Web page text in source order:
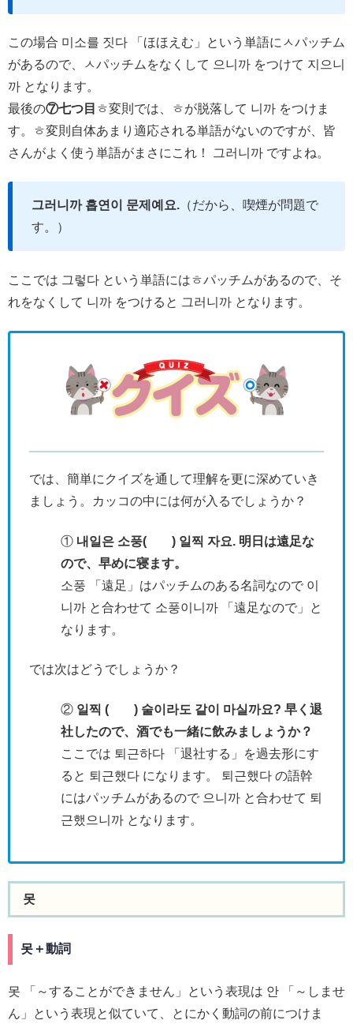
この場合 미소를 짓다 「ほほえむ」という単語にㅅパッチム
があるので、ㅅパッチムをなくして 으니까 をつけて 지으니
까 となります。
最後の⑦七つ目 ㅎ変則では、ㅎが脱落して 니까 をつけま
す。ㅎ変則自体あまり適応される単語がないのですが、皆
さんがよく使う単語がまさにこれ！ 그러니까 ですよね。
그러니까 흡연이 문제예요. （だから、喫煙が問題で
す。）
ここでは 그렇다 という単語にはㅎパッチムがあるので、そ
れをなくして 니까 をつけると 그러니까 となります。
では、簡単にクイズを通して理解を更に深めていき
ましょう。カッコの中には何が入るでしょうか？
① 내일은 소풍( ) 일찍 자요. 明日は遠足な
ので、早めに寝ます。
소풍 「遠足」はパッチムのある名詞なので 이
니까 と合わせて 소풍이니까 「遠足なので」と
なります。
では次はどうでしょうか？
② 일찍 ( ) 술이라도 같이 마실까요? 早く退
社したので、酒でも一緒に飲みましょうか？
ここでは 퇴근하다 「退社する」を過去形にす
ると 퇴근했다 になります。 퇴근했다 の語幹
にはパッチムがあるので 으니까 と合わせて 퇴
근했으니까 となります。
못
못＋動詞
못 「～することができません」という表現は 안 「～しませ
ん」という表現と似ていて、とにかく動詞の前につけま